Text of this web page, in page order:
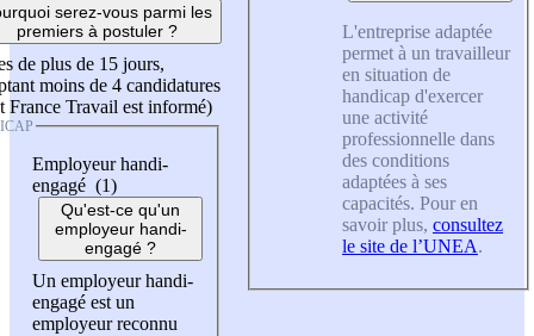
serez-vous parmi les
premiers à postuler ?
de plus de 15 jours,
moins de 4 candidatures
France Travail est informé)
Employeur handi-
engagé (1)
Qu'est-ce qu'un
employeur handi-
engagé ?
Un employeur handi-
engagé est un
employeur reconnu
L'entreprise adaptée
permet à un travailleur
en situation de
handicap d'exercer
une activité
professionnelle dans
des conditions
adaptées à ses
capacités. Pour en
savoir plus, consultez
le site de l’UNEA.